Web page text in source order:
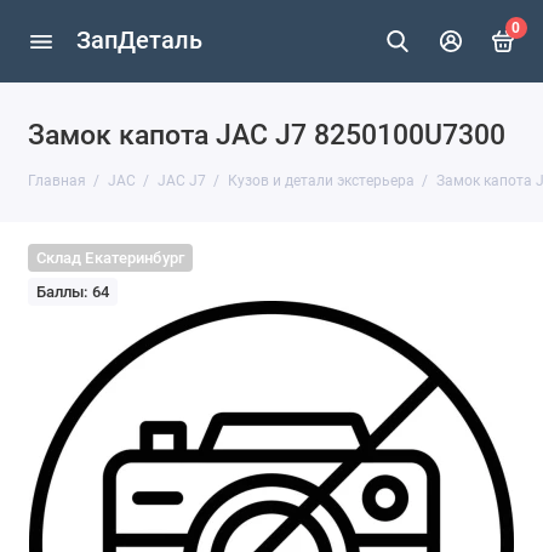
ЗапДеталь 0
Замок капота JAC J7 8250100U7300
Главная JAC JAC J7 Кузов и детали экстерьера Замок капота
Склад Екатеринбург
Баллы: 64